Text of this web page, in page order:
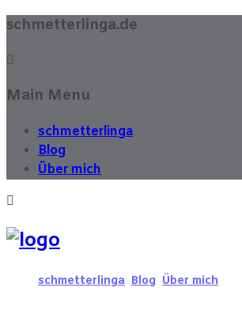
schmetterlinga.de
Main Menu
schmetterlinga
Blog
Über mich
schmetterlinga Blog Über mich